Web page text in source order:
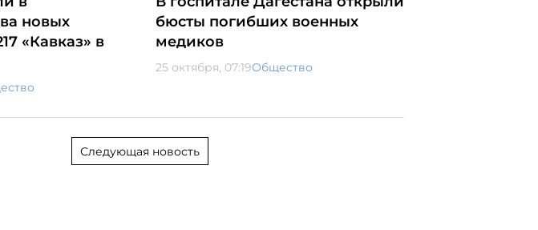
новых
«Кавказ» в
бюсты погибших военных
медиков
25 октября, 07:19Общество
Следующая новость